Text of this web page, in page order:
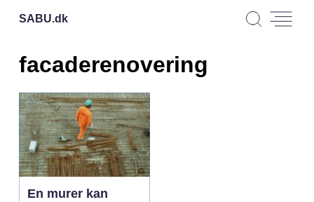
SABU.dk
facaderenovering
En murer kan